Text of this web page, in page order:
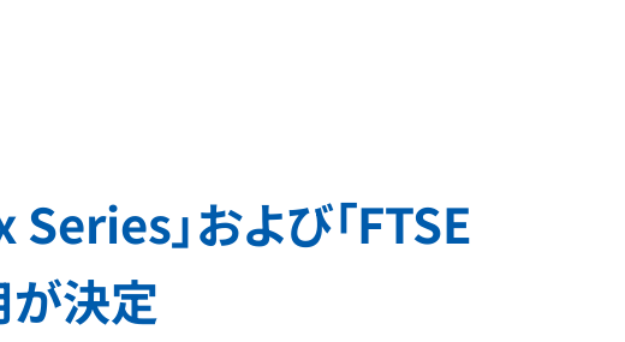
」および「FTSE
決定